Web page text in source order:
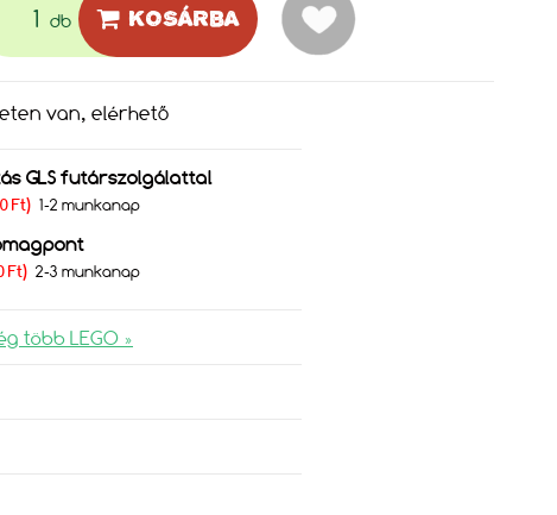
db KOSÁRBA
van, elérhető
GLS futárszolgálattal
Ft) 1-2 munkanap
Ft) 2-3 munkanap
több LEGO »